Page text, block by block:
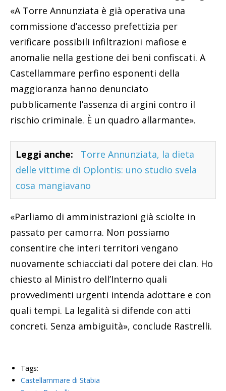
«A Torre Annunziata è già operativa una
commissione d’accesso prefettizia per
verificare possibili infiltrazioni mafiose e
anomalie nella gestione dei beni confiscati. A
Castellammare perfino esponenti della
maggioranza hanno denunciato
pubblicamente l’assenza di argini contro il
rischio criminale. È un quadro allarmante».
Leggi anche:
Torre Annunziata, la dieta
delle vittime di Oplontis: uno studio svela
cosa mangiavano
«Parliamo di amministrazioni già sciolte in
passato per camorra. Non possiamo
consentire che interi territori vengano
nuovamente schiacciati dal potere dei clan. Ho
chiesto al Ministro dell’Interno quali
provvedimenti urgenti intenda adottare e con
quali tempi. La legalità si difende con atti
concreti. Senza ambiguità», conclude Rastrelli.
Tags:
Castellammare di Stabia